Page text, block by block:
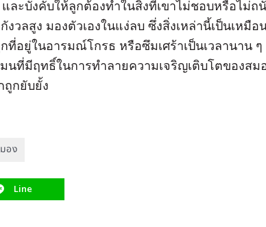
ละบังคับให้ลูกต้องทำในสิ่งที่เขาไม่ชอบหรือไม่ถ
วลสูง มองตัวเองในแง่ลบ ซึ่งสิ่งเหล่านี้เป็นเหมือ
ที่อยู่ในอารมณ์โกรธ หรือซึมเศร้าเป็นเวลานาน
นที่มีฤทธิ์ในการทำลายความเจริญเติบโตของสม
กยับยั้ง
อง
Line